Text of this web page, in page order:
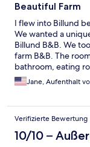
Beautiful Farm
I flew into Billund
We wanted a
Billund B&B. We
farm B&B. The
bathroom, eating
is peaceful. The
a bus into Billund.
highway we found
definitely
children, it would be
Jane, Aufenthalt
Verifizierte Bewertung
10/10 –